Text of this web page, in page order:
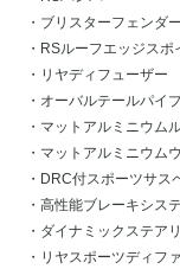
・ブリスターフェンダー
・RSルーフエッジスポ
・リヤディフューザー
・オーバルテールパイ
・マットアルミニウム
・マットアルミニウム
・DRC付スポーツサス
・高性能ブレーキシス
・ダイナミックステア
・リヤスポーツディフ